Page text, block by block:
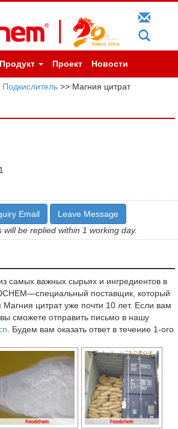
Продукт Проект Новости
Подкислитель >> Магния цитрат
Email
Leave Message
will be replied within 1 working day.
самых важных сырьях и ингредиентов в
поставщик, который
Магния цитрат уже почти 10 лет. Если вам
сможете отправить письмо в нашу
. Будем вам оказать ответ в течение 1-ого